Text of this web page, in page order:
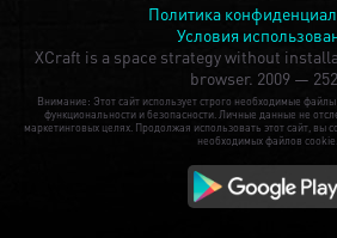
Политика
Условия
XCraft is a space strategy without
browser. 2009 —
Внимание: Этот сайт использует строго необходимые
функциональности и безопасности. Личные данные не
маркетинговых целях. Продолжая использовать этот сайт, вы
необходимых файлов cookie.